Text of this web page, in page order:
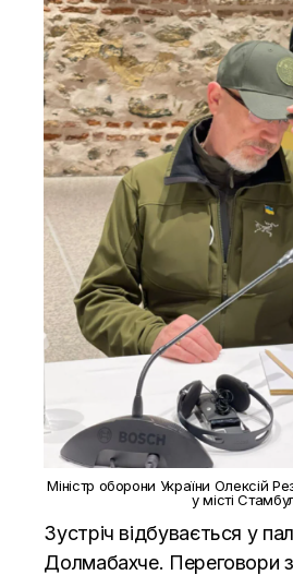
Міністр оборони України Олексій
у місті
Зустріч відбувається у
Долмабахче. Переговори